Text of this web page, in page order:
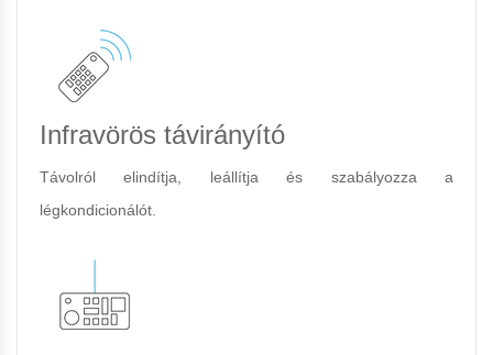
Infravörös távirányító
Távolról elindítja, leállítja és szabályozza a
légkondicionálót.